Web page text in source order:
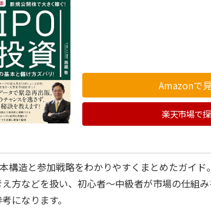
Amazonで
楽天市場で
構造と参加戦略をわかりやすくまとめたガイ
方などを扱い、初心者〜中級者が市場の仕組
になります。